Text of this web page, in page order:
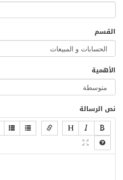
القسم
الأهمية
نص الرسالة